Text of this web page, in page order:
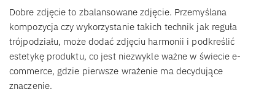
Dobre zdjęcie to zbalansowane zdjęcie. Przemyślana
kompozycja czy wykorzystanie takich technik jak reguła
trójpodziału, może dodać zdjęciu harmonii i podkreślić
estetykę produktu, co jest niezwykle ważne w świecie e-
commerce, gdzie pierwsze wrażenie ma decydujące
znaczenie.